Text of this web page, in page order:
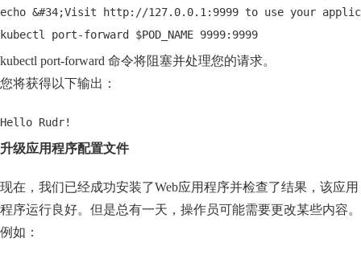
echo &#34;Visit http://127.0.0.1:9999 to use your
kubectl port-forward $POD_NAME 9999:9999
kubectl port-forward 命令将阻塞并处理您的请求。
您将获得以下输出：
Hello Rudr!
升级应用程序配置文件
现在，我们已经成功安装了Web应用程序并检查了结果，该应用
程序运行良好。但是总有一天，操作员可能需要更改某些内容。
例如：